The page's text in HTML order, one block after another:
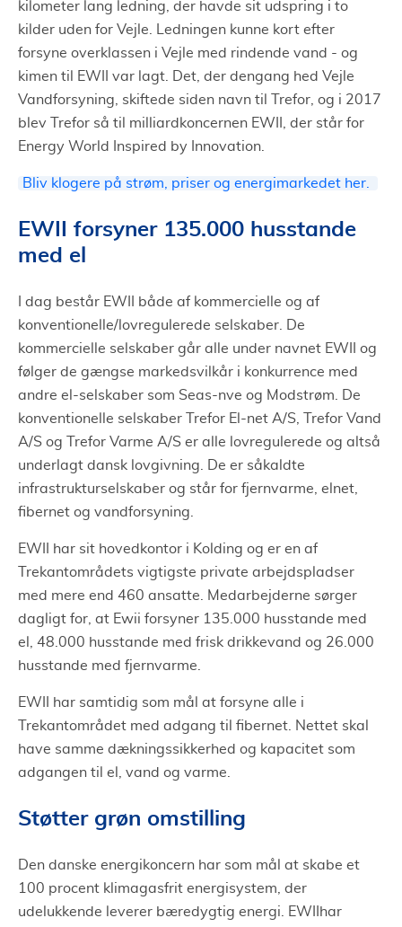
kilometer lang ledning, der havde sit udspring i to
kilder uden for Vejle. Ledningen kunne kort efter
forsyne overklassen i Vejle med rindende vand - og
kimen til EWII var lagt. Det, der dengang hed Vejle
Vandforsyning, skiftede siden navn til Trefor, og i 2017
blev Trefor så til milliardkoncernen EWII, der står for
Energy World Inspired by Innovation.
Bliv klogere på strøm, priser og energimarkedet her.
EWII forsyner 135.000 husstande
med el
I dag består EWII både af kommercielle og af
konventionelle/lovregulerede selskaber. De
kommercielle selskaber går alle under navnet EWII og
følger de gængse markedsvilkår i konkurrence med
andre el-selskaber som Seas-nve og Modstrøm. De
konventionelle selskaber Trefor El-net A/S, Trefor Vand
A/S og Trefor Varme A/S er alle lovregulerede og altså
underlagt dansk lovgivning. De er såkaldte
infrastrukturselskaber og står for fjernvarme, elnet,
fibernet og vandforsyning.
EWII har sit hovedkontor i Kolding og er en af
Trekantområdets vigtigste private arbejdspladser
med mere end 460 ansatte. Medarbejderne sørger
dagligt for, at Ewii forsyner 135.000 husstande med
el, 48.000 husstande med frisk drikkevand og 26.000
husstande med fjernvarme.
EWII har samtidig som mål at forsyne alle i
Trekantområdet med adgang til fibernet. Nettet skal
have samme dækningssikkerhed og kapacitet som
adgangen til el, vand og varme.
Støtter grøn omstilling
Den danske energikoncern har som mål at skabe et
100 procent klimagasfrit energisystem, der
udelukkende leverer bæredygtig energi. EWIIhar